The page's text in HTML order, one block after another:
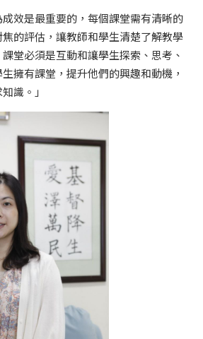
效是最重要的，每個課堂需有清晰的
的評估，讓教師和學生清楚了解教學
堂必須是互動和讓學生探索、思考、
擁有課堂，提升他們的興趣和動機，
識。」